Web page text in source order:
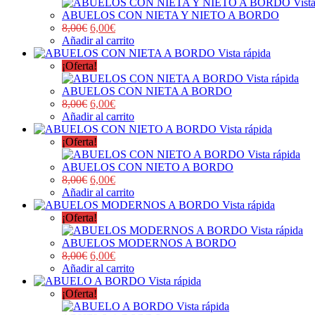
ABUELOS CON NIETA Y NIETO A BORDO
8,00€ 6,00€
Añadir al carrito
Vista rápida
¡Oferta!
Vista rápida
ABUELOS CON NIETA A BORDO
8,00€ 6,00€
Añadir al carrito
Vista rápida
¡Oferta!
Vista rápida
ABUELOS CON NIETO A BORDO
8,00€ 6,00€
Añadir al carrito
Vista rápida
¡Oferta!
Vista rápida
ABUELOS MODERNOS A BORDO
8,00€ 6,00€
Añadir al carrito
Vista rápida
¡Oferta!
Vista rápida